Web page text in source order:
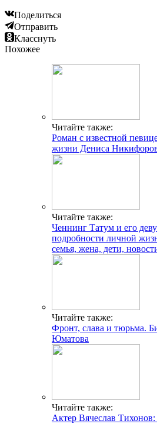
Поделиться
Отправить
Класснуть
Похожее
Читайте также:
Роман с известной
жизни Дениса
Читайте также:
Ченнинг Татум и его
подробности личной
семья, жена, дети,
Читайте также:
Фронт, слава и тюрьма.
Юматова
Читайте также:
Актер Вячеслав